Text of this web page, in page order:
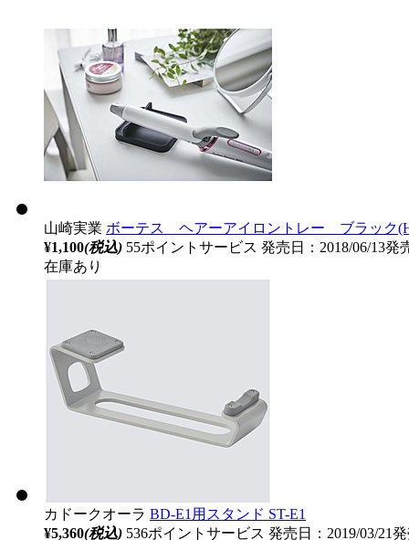
山崎実業 ボーテス ヘアーアイロントレー ブラック
¥1,100(税込) 55ポイントサービス 発売日：2018/06/13発
在庫あり
カドークオーラ BD-E1用スタンド ST-E1
¥5,360(税込) 536ポイントサービス 発売日：2019/03/21